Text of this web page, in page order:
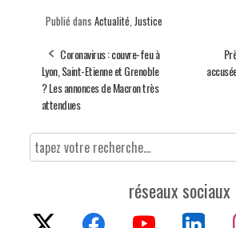
Publié dans Actualité Justice
Coronavirus : couvre-feu à
Lyon, Saint-Etienne et Grenoble
? Les annonces de Macron très
attendues
réseaux sociaux